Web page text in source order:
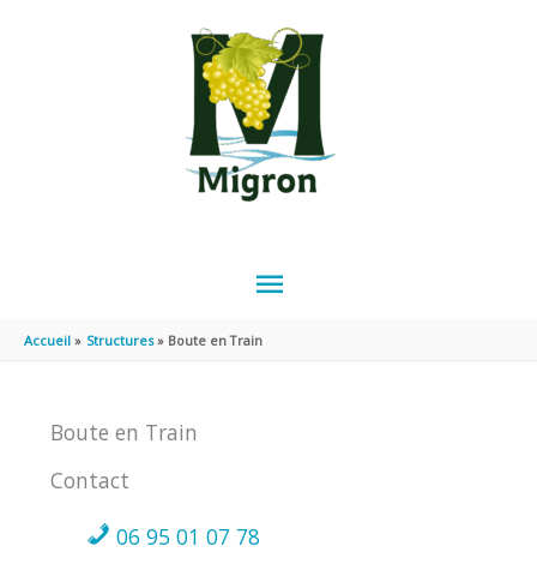
MENU
PRINCIPAL
Accueil Structures Boute en Train
Boute en Train
Contact
06 95 01 07 78